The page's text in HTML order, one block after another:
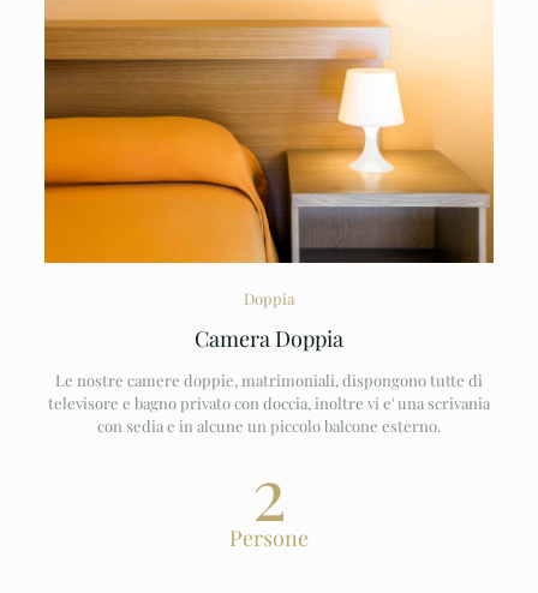
Doppia
Camera Doppia
Le nostre camere doppie, matrimoniali, dispongono tutte di
televisore e bagno privato con doccia, inoltre vi e' una scrivania
con sedia e in alcune un piccolo balcone esterno.
2
Persone